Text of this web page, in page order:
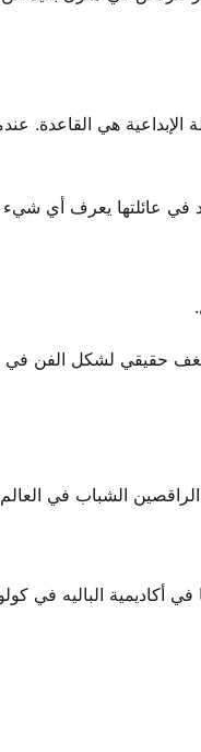
الإبداعية هي القاعدة.
في عائلتها يعرف أي شيء
شغف حقيقي لشكل الفن
أكاديمية الباليه في